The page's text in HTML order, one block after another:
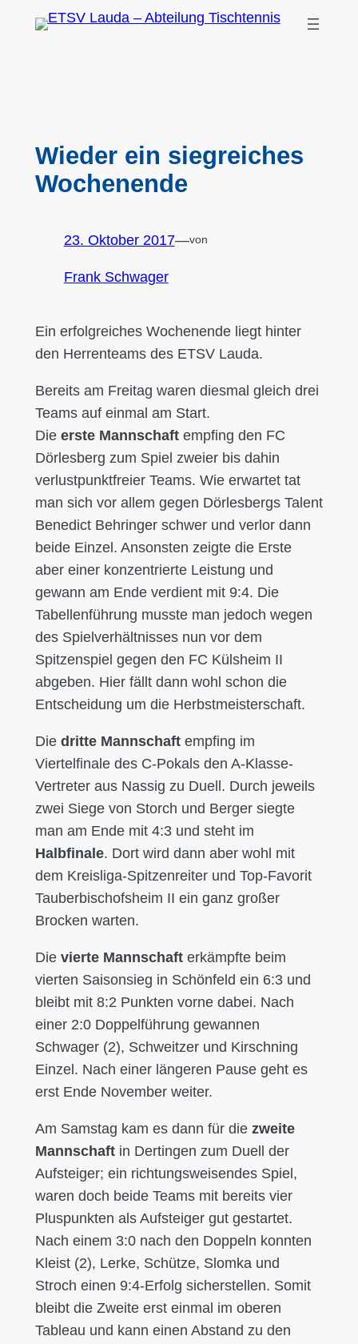
Wieder ein siegreiches
Wochenende
23. Oktober 2017—von
Frank Schwager
Ein erfolgreiches Wochenende liegt hinter
den Herrenteams des ETSV Lauda.
Bereits am Freitag waren diesmal gleich drei
Teams auf einmal am Start.
Die erste Mannschaftempfing den FC
Dörlesberg zum Spiel zweier bis dahin
verlustpunktfreier Teams. Wie erwartet tat
man sich vor allem gegen Dörlesbergs Talent
Benedict Behringer schwer und verlor dann
beide Einzel. Ansonsten zeigte die Erste
aber einer konzentrierte Leistung und
gewann am Ende verdient mit 9:4. Die
Tabellenführung musste man jedoch wegen
des Spielverhältnisses nun vor dem
Spitzenspiel gegen den FC Külsheim II
abgeben. Hier fällt dann wohl schon die
Entscheidung um die Herbstmeisterschaft.
Diedritte Mannschaftempfing im
Viertelfinale des C-Pokals den A-Klasse-
Vertreter aus Nassig zu Duell. Durch jeweils
zwei Siege von Storch und Berger siegte
man am Ende mit 4:3 und steht im
Halbfinale. Dort wird dann aber wohl mit
dem Kreisliga-Spitzenreiter und Top-Favorit
Tauberbischofsheim II ein ganz großer
Brocken warten.
Die vierte Mannschafterkämpfte beim
vierten Saisonsieg in Schönfeld ein 6:3 und
bleibt mit 8:2 Punkten vorne dabei. Nach
einer 2:0 Doppelführung gewannen
Schwager (2), Schweitzer und Kirschning
Einzel. Nach einer längeren Pause geht es
erst Ende November weiter.
Am Samstag kam es dann für die zweite
Mannschaft in Dertingen zum Duell der
Aufsteiger; ein richtungsweisendes Spiel,
waren doch beide Teams mit bereits vier
Pluspunkten als Aufsteiger gut gestartet.
Nach einem 3:0 nach den Doppeln konnten
Kleist (2), Lerke, Schütze, Slomka und
Stroch einen 9:4-Erfolg sicherstellen. Somit
bleibt die Zweite erst einmal im oberen
Tableau und kann einen Abstand zu den